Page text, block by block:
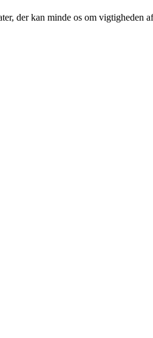
der kan minde os om vigtigheden